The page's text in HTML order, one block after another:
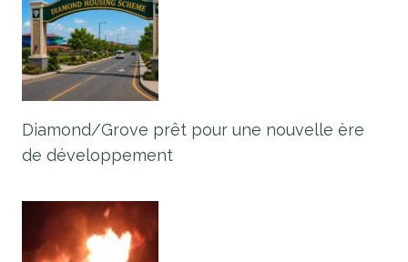
Diamond/Grove prêt pour une nouvelle ère
de développement